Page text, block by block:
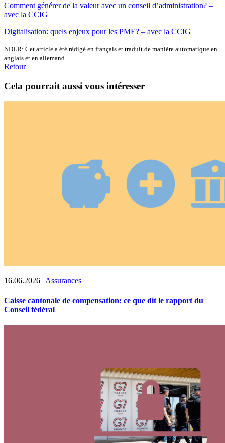
Comment générer de la valeur avec un conseil d’administration? –
avec la CCIG
Digitalisation: quels enjeux pour les PME? – avec la CCIG
NDLR: Cet article a été rédigé en français et traduit de manière automatique en
anglais et en allemand.
Retour
Cela pourrait aussi vous intéresser
16.06.2026 | Assurances
Caisse cantonale de compensation: ce que dit le rapport du
Conseil fédéral